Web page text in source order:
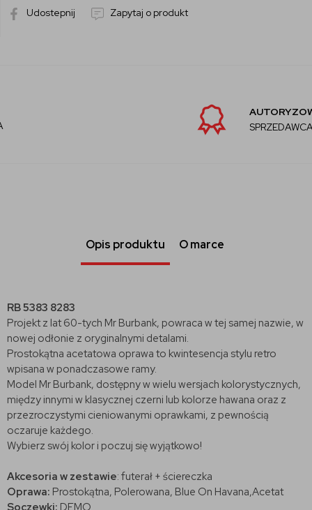
Udostepnij Zapytaj o produkt
AUTORYZOWANY
SPRZEDAWCA
Opis produktu O marce
RB 5383 8283
Projekt z lat 60-tych Mr Burbank, powraca w tej samej nazwie, w
nowej odłonie z oryginalnymi detalami.
Prostokątna acetatowa oprawa to kwintesencja stylu retro
wpisana w ponadczasowe ramy.
Model Mr Burbank, dostępny w wielu wersjach kolorystycznych,
między innymi w klasycznej czerni lub kolorze hawana oraz z
przezroczystymi cieniowanymi oprawkami, z pewnością
oczaruje każdego.
Wybierz swój kolor i poczuj się wyjątkowo!
Akcesoria w zestawie: futerał + ściereczka
Oprawa: Prostokątna, Polerowana, Blue On Havana,Acetat
Soczewki: DEMO